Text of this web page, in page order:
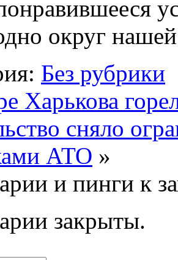
округ
Без рубрики
Харькова
сняло
АТО »
и пинги к
закрыты.